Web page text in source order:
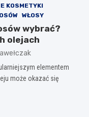
KOSMETYKI
WŁOSY
wybrać?
olejach
elementem
może okazać się